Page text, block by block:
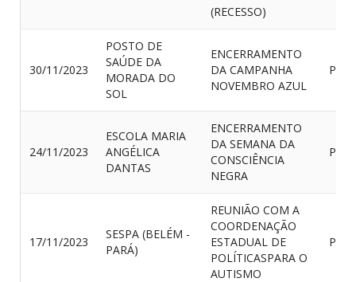
(RECESSO)
30/11/2023
POSTO DE
SAÚDE DA
MORADA DO
SOL
ENCERRAMENTO
DA CAMPANHA
NOVEMBRO AZUL
24/11/2023
ESCOLA MARIA
ANGÉLICA
DANTAS
ENCERRAMENTO
DA SEMANA DA
CONSCIÊNCIA
NEGRA
17/11/2023
SESPA (BELÉM -
PARÁ)
REUNIÃO COM A
COORDENAÇÃO
ESTADUAL DE
POLÍTICASPARA O
AUTISMO